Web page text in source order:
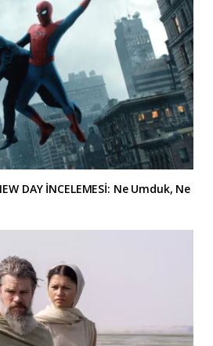
DAY İNCELEMESİ: Ne Umduk, Ne